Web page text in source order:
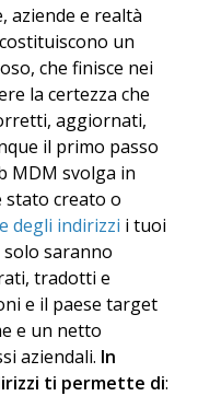
aziende e realtà
un
che finisce nei
la certezza che
aggiornati,
il primo passo
MDM svolga in
stato creato o
degli indirizzi i tuoi
saranno
tradotti e
e il paese target
e un netto
aziendali. In
ti permette di: